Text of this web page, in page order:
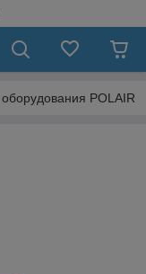
POLAIR